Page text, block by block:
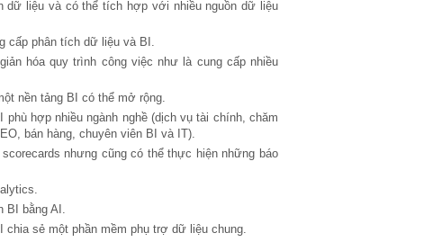
dữ liệu và có thể tích hợp với nhiều nguồn dữ liệu
cấp phân tích dữ liệu và BI.
hóa quy trình công việc như là cung cấp nhiều
nền tảng BI có thể mở rộng.
hợp nhiều ngành nghề (dịch vụ tài chính, chăm
bán hàng, chuyên viên BI và IT).
nhưng cũng có thể thực hiện những báo
BI bằng AI.
chia sẻ một phần mềm phụ trợ dữ liệu chung.